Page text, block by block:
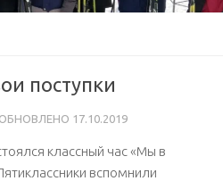
поступки
ОБНОВЛЕНО 17.10.2019
классный час «Мы в
вспомнили